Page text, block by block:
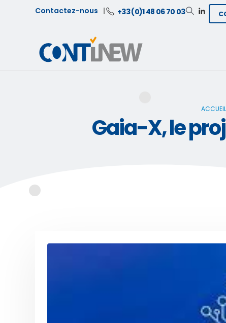
Contactez-nous +33 (0)1 48 06 70 03
ACCUEIL
Gaia-X, le